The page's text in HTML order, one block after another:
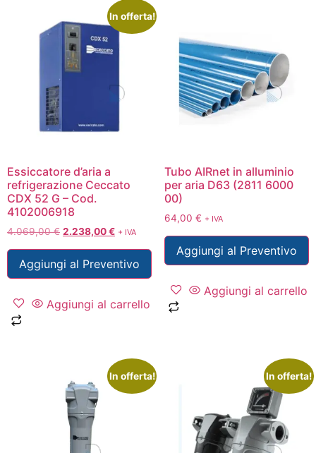
In offerta!
Essiccatore d’aria a
refrigerazione Ceccato
CDX 52 G – Cod.
4102006918
4.069,00€ 2.238,00€ + IVA
Aggiungi al Preventivo
Aggiungi al carrello
Tubo AIRnet in alluminio
per aria D63 (2811 6000
00)
64,00 € + IVA
Aggiungi al Preventivo
Aggiungi al carrello
In offerta! In offerta!